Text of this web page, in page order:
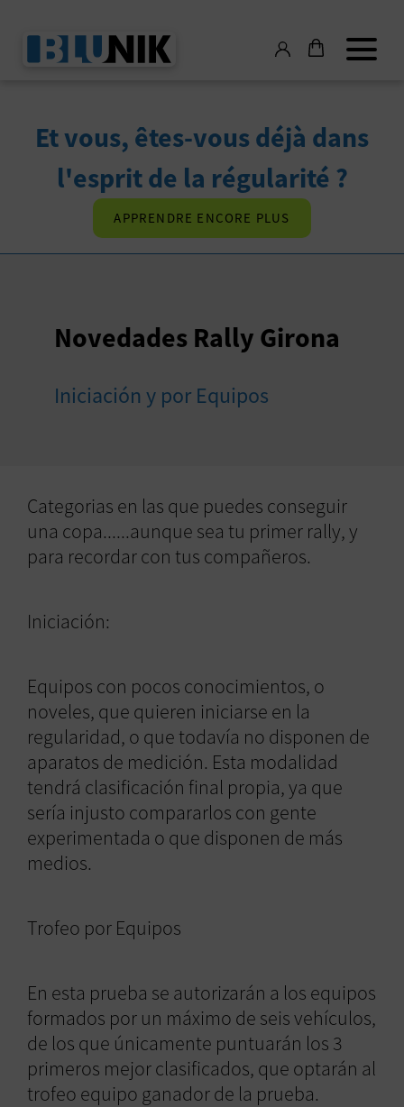
Et vous, êtes-vous déjà dans
l'esprit de la régularité ?
APPRENDRE ENCORE PLUS
Novedades Rally Girona
Iniciación y por Equipos
Categorias en las que puedes conseguir
una copa......aunque sea tu primer rally, y
para recordar con tus compañeros.
Iniciación:
Equipos con pocos conocimientos, o
noveles, que quieren iniciarse en la
regularidad, o que todavía no disponen de
aparatos de medición. Esta modalidad
tendrá clasificación final propia, ya que
sería injusto compararlos con gente
experimentada o que disponen de más
medios.
Trofeo por Equipos
En esta prueba se autorizarán a los equipos
formados por un máximo de seis vehículos,
de los que únicamente puntuarán los 3
primeros mejor clasificados, que optarán al
trofeo equipo ganador de la prueba.